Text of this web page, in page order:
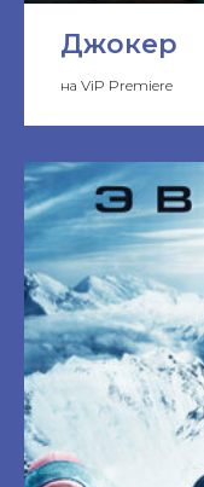
Джокер
на ViP Premiere